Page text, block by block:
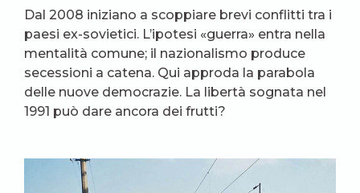
Dal 2008 iniziano a scoppiare brevi conflitti tra i
paesi ex-sovietici. L’ipotesi «guerra» entra nella
mentalità comune; il nazionalismo produce
secessioni a catena. Qui approda la parabola
delle nuove democrazie. La libertà sognata nel
1991 può dare ancora dei frutti?